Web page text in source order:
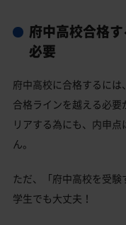
府中高校合格
必要
府中高校に合格するに
合格ラインを越える必
リアする為にも、内申
ん。
ただ、「府中高校を受
学生でも大丈夫！